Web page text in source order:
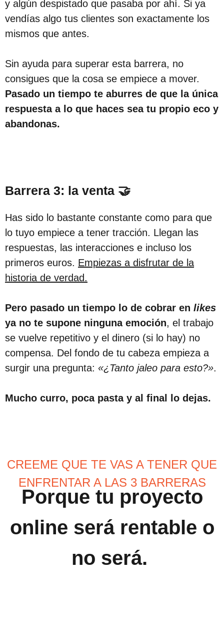
y algún despistado que pasaba por ahí. Si ya
vendías algo tus clientes son exactamente los
mismos que antes.
Sin ayuda para superar esta barrera, no
consigues que la cosa se empiece a mover.
Pasado un tiempo te aburres de que la única
respuesta a lo que haces sea tu propio eco y
abandonas.
Barrera 3: la venta 🤝
Has sido lo bastante constante como para que
lo tuyo empiece a tener tracción. Llegan las
respuestas, las interacciones e incluso los
primeros euros. Empiezas a disfrutar de la
historia de verdad.
Pero pasado un tiempo lo de cobrar en likes
ya no te supone ninguna emoción, el trabajo
se vuelve repetitivo y el dinero (si lo hay) no
compensa. Del fondo de tu cabeza empieza a
surgir una pregunta: «¿Tanto jaleo para esto?».
Mucho curro, poca pasta y al final lo dejas.
CREEME QUE TE VAS A TENER QUE
ENFRENTAR A LAS 3 BARRERAS
Porque tu proyecto
online será rentable o
no será.